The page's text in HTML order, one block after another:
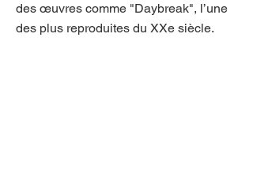
des œuvres comme "Daybreak", l’une
des plus reproduites du XXe siècle.